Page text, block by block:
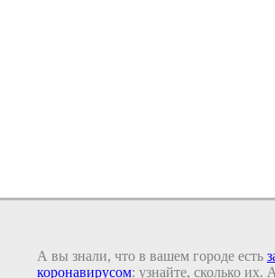
А вы знали, что в вашем городе есть
коронавирусом: узнайте, сколько их.